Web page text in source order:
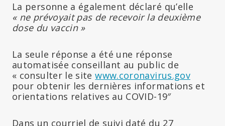
La personne a également déclaré qu’elle
« ne prévoyait pas de recevoir la deuxième
dose du vaccin »
La seule réponse a été une réponse
automatisée conseillant au public de
« consulter le sitewww.coronavirus.gov
pour obtenir les dernières informations et
orientations relatives au COVID-19″
Dans un courriel de suivi daté du 27